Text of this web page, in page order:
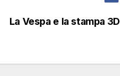
La Vespa e la stampa 3D